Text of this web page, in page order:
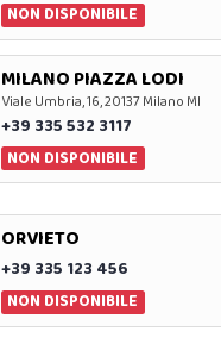
NON DISPONIBILE
MILANO PIAZZA LODI
Viale Umbria, 16, 20137 Milano MI
+39 335 532 3117
NON DISPONIBILE
ORVIETO
+39 335 123 456
NON DISPONIBILE